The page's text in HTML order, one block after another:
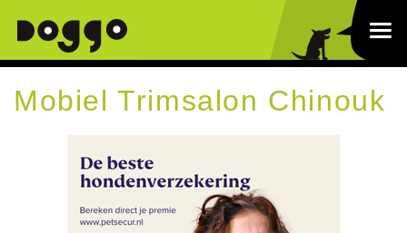
Mobiel Trimsalon Chinouk